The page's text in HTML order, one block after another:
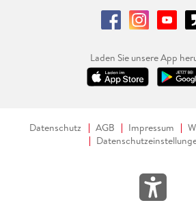
Laden Sie unsere App
Datenschutz AGB Impressum